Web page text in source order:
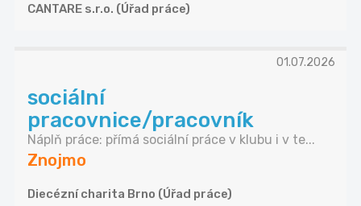
CANTARE s.r.o. (Úřad práce)
01.07.2026
sociální
pracovnice/pracovník
Náplň práce: přímá sociální práce v klubu i v te...
Znojmo
Diecézní charita Brno (Úřad práce)